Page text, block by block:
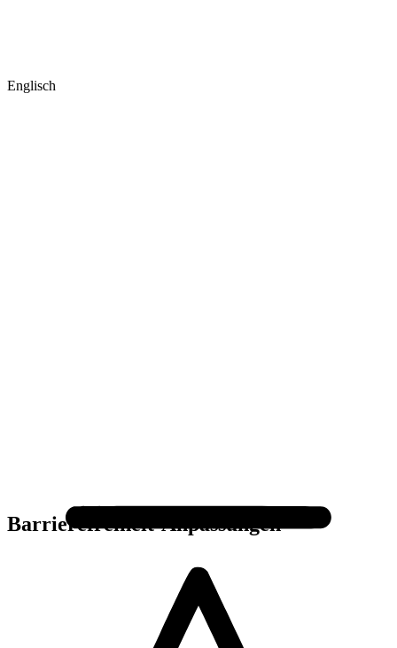
Englisch
Barrierefreiheit-Anpassungen